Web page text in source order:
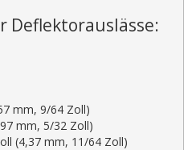
Deflektorauslässe:
mm, 9/64 Zoll)
mm, 5/32 Zoll)
(4,37 mm, 11/64 Zoll)